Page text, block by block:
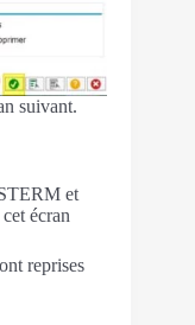
suivant.
et
écran
reprises